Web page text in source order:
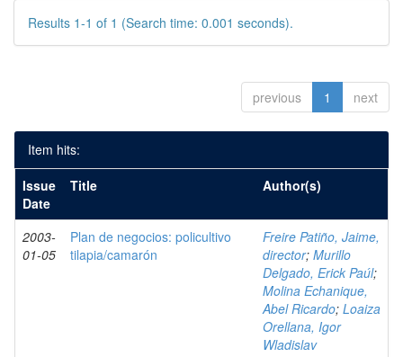
Results 1-1 of 1 (Search time: 0.001 seconds).
previous 1 next
Item hits:
Issue
Date
Title Author(s)
2003-
01-05
Plan de negocios: policultivo
tilapia/camarón
Freire Patiño, Jaime,
director; Murillo
Delgado, Erick Paúl;
Molina Echanique,
Abel Ricardo; Loaiza
Orellana, Igor
Wladislav